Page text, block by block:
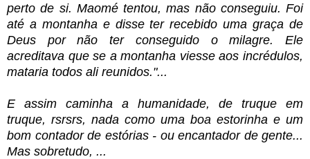
perto de si. Maomé tentou, mas não conseguiu. Foi
até a montanha e disse ter recebido uma graça de
Deus por não ter conseguido o milagre. Ele
acreditava que se a montanha viesse aos incrédulos,
mataria todos ali reunidos."...
E assim caminha a humanidade, de truque em
truque, rsrsrs, nada como uma boa estorinha e um
bom contador de estórias - ou encantador de gente...
Mas sobretudo, ...